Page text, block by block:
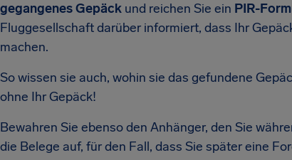
gegangenes Gepäck und reichen Sie ein PIR-
Fluggesellschaft darüber informiert, dass Ihr
machen.
So wissen sie auch, wohin sie das gefundene
ohne Ihr Gepäck!
Bewahren Sie ebenso den Anhänger, den Sie
die Belege auf, für den Fall, dass Sie später eine